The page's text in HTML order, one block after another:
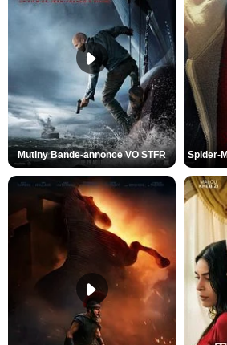
Mutiny Bande-annonce VO STFR